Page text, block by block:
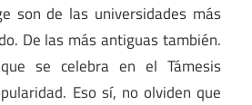
son de las universidades más
De las más antiguas también.
se celebra en el Támesis
Eso sí, no olviden que